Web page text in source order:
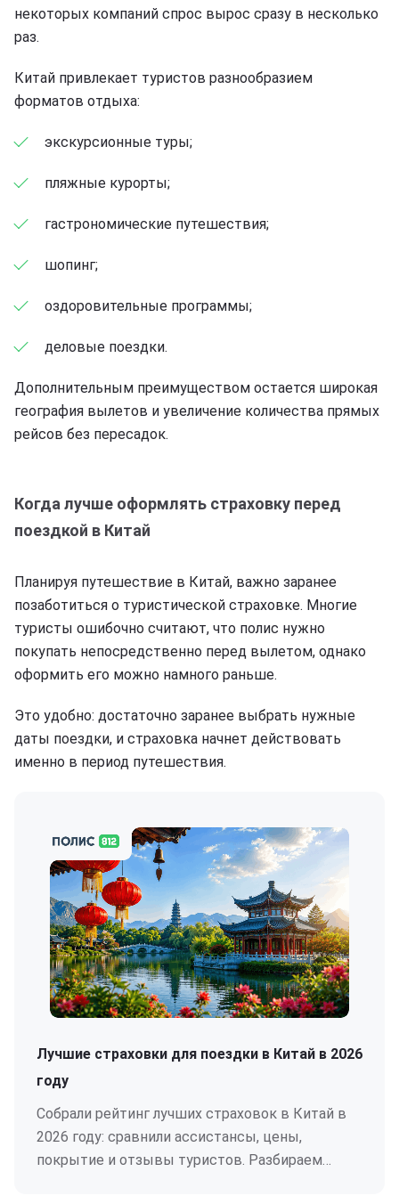
некоторых компаний спрос вырос сразу в несколько
раз.
Китай привлекает туристов разнообразием
форматов отдыха:
экскурсионные туры;
пляжные курорты;
гастрономические путешествия;
шопинг;
оздоровительные программы;
деловые поездки.
Дополнительным преимуществом остается широкая
география вылетов и увеличение количества прямых
рейсов без пересадок.
Когда лучше оформлять страховку перед
поездкой в Китай
Планируя путешествие в Китай, важно заранее
позаботиться о туристической страховке. Многие
туристы ошибочно считают, что полис нужно
покупать непосредственно перед вылетом, однако
оформить его можно намного раньше.
Это удобно: достаточно заранее выбрать нужные
даты поездки, и страховка начнет действовать
именно в период путешествия.
Лучшие страховки для поездки в Китай в 2026
году
Собрали рейтинг лучших страховок в Китай в
2026 году: сравнили ассистансы, цены,
покрытие и отзывы туристов. Разбираем